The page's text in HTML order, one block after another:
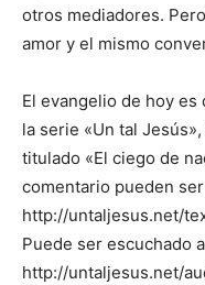
otros mediadores.
amor y el mismo
El evangelio de hoy
la serie «Un tal
titulado «El ciego de
comentario pueden
http://untaljesus.net/
Puede ser escuchado
http://untaljesus.net/